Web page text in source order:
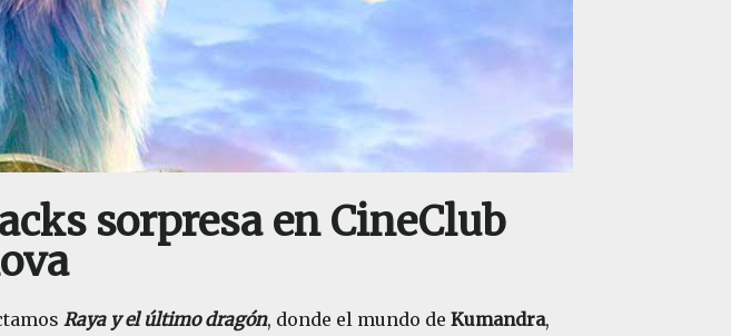
sorpresa en CineClub
Raya y el último dragón, donde el mundo de Kumandra,